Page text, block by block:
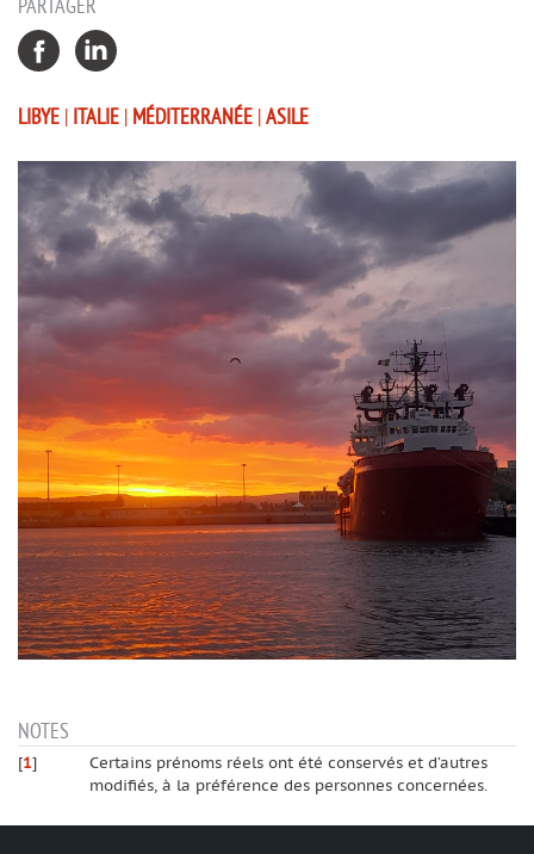
LIBYE | ITALIE | MÉDITERRANÉE |ASILE
NOTES
[1]
Certains prénoms réels ont été conservés et d’autres
modifiés, à la préférence des personnes concernées.